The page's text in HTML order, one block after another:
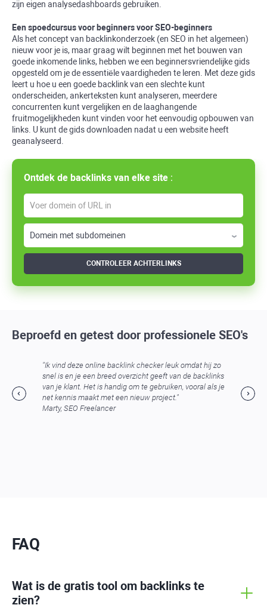
zijn eigen analysedashboards gebruiken.
Een spoedcursus voor beginners voor SEO-beginners
Als het concept van backlinkonderzoek (en SEO in het algemeen)
nieuw voor je is, maar graag wilt beginnen met het bouwen van
goede inkomende links, hebben we een beginnersvriendelijke gids
opgesteld om je de essentiële vaardigheden te leren. Met deze gids
leert u hoe u een goede backlink van een slechte kunt
onderscheiden, ankerteksten kunt analyseren, meerdere
concurrenten kunt vergelijken en de laaghangende
fruitmogelijkheden kunt vinden voor het eenvoudig opbouwen van
links. U kunt de gids downloaden nadat u een website heeft
geanalyseerd.
Ontdek de backlinks van elke site :
CONTROLEER ACHTERLINKS
Beproefd en getest door professionele SEO's
"Ik vind deze online backlink checker leuk omdat hij zo
snel is en je een breed overzicht geeft van de backlinks
van je klant. Het is handig om te gebruiken, vooral als je
net kennis maakt met een nieuw project."
Marty, SEO Freelancer
FAQ
Wat is de gratis tool om backlinks te
zien?